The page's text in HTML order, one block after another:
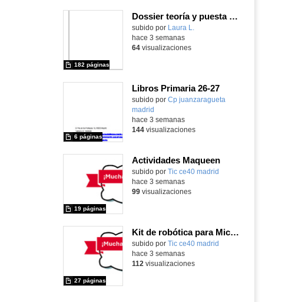
Dossier teoría y puesta en práctica Äprendizaje Basado en Juegos en Educación Infantil y Primaria
Contenido educativo.
subido por Laura L.
182 páginas
hace 3 semanas
64visualizaciones
Libros Primaria 26-27
subido por Cp juanzaragueta
madrid
6 páginas
hace 3 semanas
144visualizaciones
Actividades Maqueen
Contenido educativo.
subido por Tic ce40 madrid
19 páginas
hace 3 semanas
99visualizaciones
Kit de robótica para Micro:Bit
Contenido educativo.
subido por Tic ce40 madrid
27 páginas
hace 3 semanas
112 visualizaciones